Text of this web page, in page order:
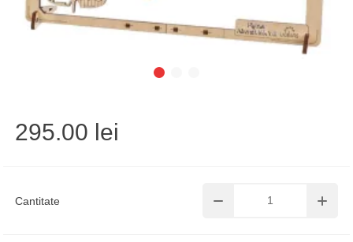
Cantitate
295.00 lei